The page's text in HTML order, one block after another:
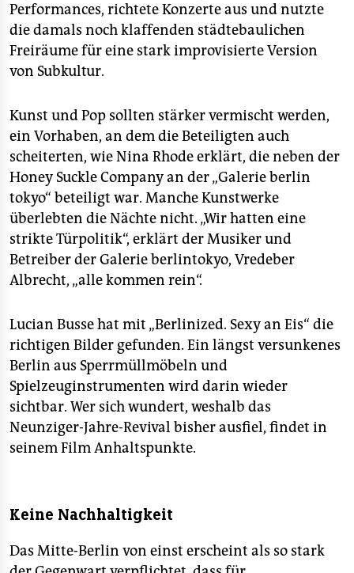
Performances, richtete Konzerte aus und nutzte
die damals noch klaffenden städtebaulichen
Freiräume für eine stark improvisierte Version
von Subkultur.
Kunst und Pop sollten stärker vermischt werden,
ein Vorhaben, an dem die Beteiligten auch
scheiterten, wie Nina Rhode erklärt, die neben der
Honey Suckle Company an der „Galerie berlin
tokyo“ beteiligt war. Manche Kunstwerke
überlebten die Nächte nicht. „Wir hatten eine
strikte Türpolitik“, erklärt der Musiker und
Betreiber der Galerie berlintokyo, Vredeber
Albrecht, „alle kommen rein“.
Lucian Busse hat mit „Berlinized. Sexy an Eis“ die
richtigen Bilder gefunden. Ein längst versunkenes
Berlin aus Sperrmüllmöbeln und
Spielzeuginstrumenten wird darin wieder
sichtbar. Wer sich wundert, weshalb das
Neunziger-Jahre-Revival bisher ausfiel, findet in
seinem Film Anhaltspunkte.
Keine Nachhaltigkeit
Das Mitte-Berlin von einst erscheint als so stark